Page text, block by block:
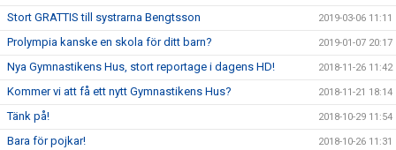
Stort GRATTIS till systrarna Bengtsson 2019-03-06 11:11
Prolympia kanske en skola för ditt barn? 2019-01-07 20:17
Nya Gymnastikens Hus, stort reportage i dagens HD! 2018-11-26 11:42
Kommer vi att få ett nytt Gymnastikens Hus? 2018-11-21 18:14
Tänk på! 2018-10-29 11:54
Bara för pojkar! 2018-10-26 11:31